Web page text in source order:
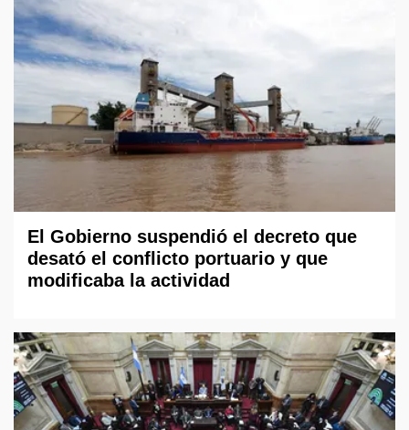
El Gobierno suspendió el decreto que
desató el conflicto portuario y que
modificaba la actividad